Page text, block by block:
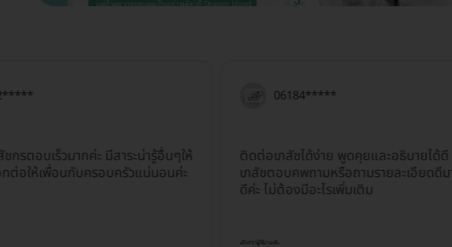
ร็วมากค่ะ มีสาระน่ารู้อื่นๆให้
พื่อนกับครอบครัวแน่นอนค่ะ
ติดต่อเภสัชได้ง่าย พูดคุยและอธิบายได้ดี ชอบ
เภสัชตอบคพถามหรือถามรายละเอียดดีมาก รู้สึก
ดีค่ะ ไม่ต้องมีอะไรเพิ่มเติม
06184*****